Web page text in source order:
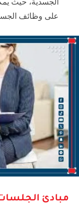
على وظائف
مبادئ